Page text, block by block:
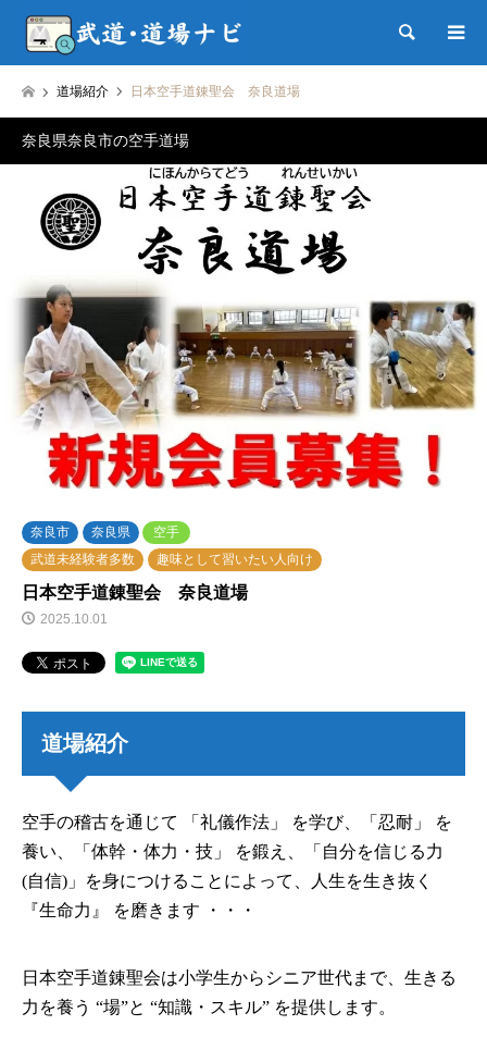
検索
道場紹介 日本空手道錬聖会 奈良道場
奈良県奈良市の空手道場
奈良市 奈良県
空手
武道未経験者多数
趣味として習いたい人向け
日本空手道錬聖会 奈良道場
2025.10.01
道場紹介
空手の稽古を通じて 「礼儀作法」 を学び、「忍耐」 を
養い、「体幹・体力・技」 を鍛え、「自分を信じる力
(自信)」を身につけることによって、人生を生き抜く
『生命力』 を磨きます ・・・
日本空手道錬聖会は小学生からシニア世代まで、生きる
力を養う “場”と “知識・スキル” を提供します。